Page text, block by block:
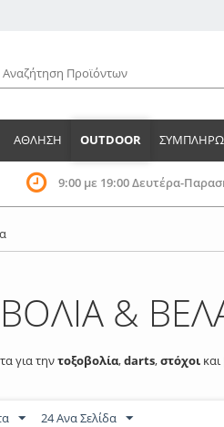
ΑΘΛΗΣΗ OUTDOOR
9:00 με 19:00 Δευτέρα-
&
για τηντοξοβολία,darts,στόχοι και
24 Ανα Σελίδα